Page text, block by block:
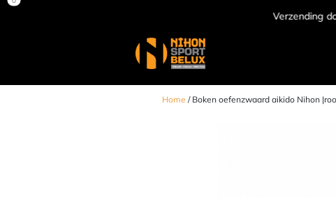
Home / Boken oefenzwaard aikido Nihon